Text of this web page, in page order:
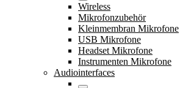
Wireless
Mikrofonzubehör
Kleinmembran Mikrofone
USB Mikrofone
Headset Mikrofone
Instrumenten Mikrofone
Audiointerfaces